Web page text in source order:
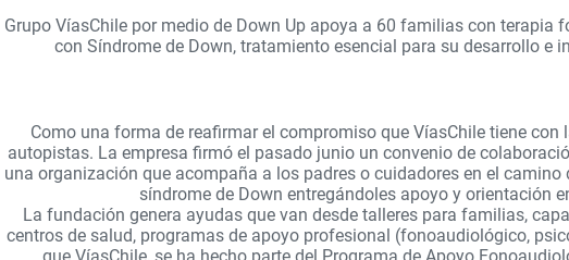
Grupo VíasChile por medio de Down Up apoya a 60 familias con terapia
con Síndrome de Down, tratamiento esencial para su desarrollo e
Como una forma de reafirmar el compromiso que VíasChile tiene
autopistas. La empresa firmó el pasado junio un convenio de
una organización que acompaña a los padres o cuidadores en el
síndrome de Down entregándoles apoyo y orientación
La fundación genera ayudas que van desde talleres para familias,
centros de salud, programas de apoyo profesional (fonoaudiológico,